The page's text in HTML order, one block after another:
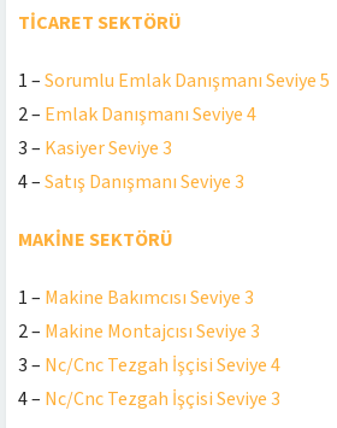
TİCARET SEKTÖRÜ
1 –Sorumlu Emlak Danışmanı Seviye 5
2 – Emlak Danışmanı Seviye 4
3 – Kasiyer Seviye 3
4 –Satış Danışmanı Seviye 3
MAKİNE SEKTÖRÜ
1 – Makine Bakımcısı Seviye 3
2 – Makine Montajcısı Seviye 3
3 – Nc/Cnc Tezgah İşçisi Seviye 4
4 – Nc/Cnc Tezgah İşçisi Seviye 3